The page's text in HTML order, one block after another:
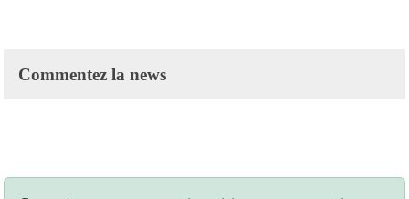
Commentez la news